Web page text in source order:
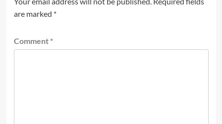
are marked *
Comment *